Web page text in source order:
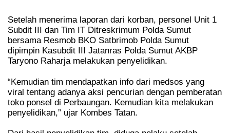
Setelah menerima laporan dari korban, personel Unit 1
Subdit III dan Tim IT Ditreskrimum Polda Sumut
bersama Resmob BKO Satbrimob Polda Sumut
dipimpin Kasubdit III Jatanras Polda Sumut AKBP
Taryono Raharja melakukan penyelidikan.
“Kemudian tim mendapatkan info dari medsos yang
viral tentang adanya aksi pencurian dengan pemberatan
toko ponsel di Perbaungan. Kemudian kita melakukan
penyelidikan,” ujar Kombes Tatan.